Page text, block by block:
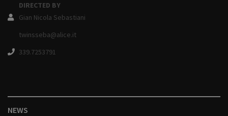
DIRECTED BY
Gian Nicola Sebastiani
twinsseba@alice.it
339.7253791
NEWS